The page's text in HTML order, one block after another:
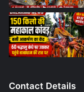
Contact Details